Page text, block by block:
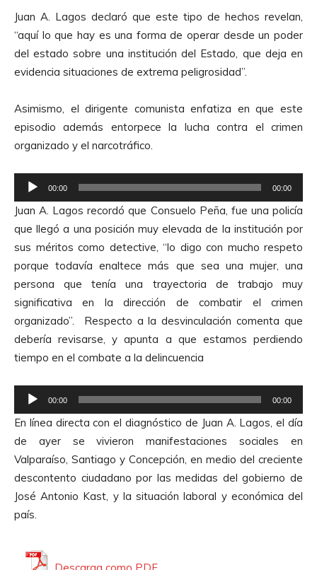
r
d
e
A
d
i
o
Juan A. Lagos declaró que este tipo de hechos revelan,
“aquí lo que hay es una forma de operar desde un poder
del estado sobre una institución del Estado, que deja en
evidencia situaciones de extrema peligrosidad”.
Asimismo, el dirigente comunista enfatiza en que este
episodio además entorpece la lucha contra el crimen
organizado y el narcotráfico.
e
p
r
o
d
u
c
t
o
r
d
A
u
d
i
o
00:00 00:00
Juan A. Lagos recordó que Consuelo Peña, fue una policía
que llegó a una posición muy elevada de la institución por
sus méritos como detective, “lo digo con mucho respeto
porque todavía enaltece más que sea una mujer, una
persona que tenía una trayectoria de trabajo muy
significativa en la dirección de combatir el crimen
organizado”. Respecto a la desvinculación comenta que
debería revisarse, y apunta a que estamos perdiendo
tiempo en el combate a la delincuencia
e
p
r
o
d
u
c
00:00 00:00
En línea directa con el diagnóstico de Juan A. Lagos, el día
de ayer se vivieron manifestaciones sociales en
Valparaíso, Santiago y Concepción, en medio del creciente
descontento ciudadano por las medidas del gobierno de
José Antonio Kast, y la situación laboral y económica del
país.